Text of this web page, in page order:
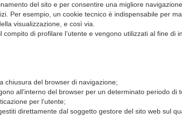
del sito e per consentire una migliore
Per esempio, un cookie tecnico è indispensabile per
visualizzazione, e così via.
di profilare l’utente e vengono utilizzati al fine di
chiusura del browser di navigazione;
all’interno del browser per un determinato periodo
per l’utente;
direttamente dal soggetto gestore del sito web sul